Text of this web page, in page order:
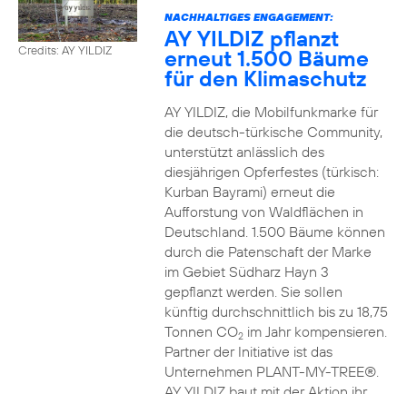
Credits: AY YILDIZ
NACHHALTIGES ENGAGEMENT:
AY YILDIZ pflanzt
erneut 1.500 Bäume
für den Klimaschutz
AY YILDIZ, die Mobilfunkmarke für
die deutsch-türkische Community,
unterstützt anlässlich des
diesjährigen Opferfestes (türkisch:
Kurban Bayrami) erneut die
Aufforstung von Waldflächen in
Deutschland. 1.500 Bäume können
durch die Patenschaft der Marke
im Gebiet Südharz Hayn 3
gepflanzt werden. Sie sollen
künftig durchschnittlich bis zu 18,75
Tonnen CO2im Jahr kompensieren.
Partner der Initiative ist das
Unternehmen PLANT-MY-TREE®.